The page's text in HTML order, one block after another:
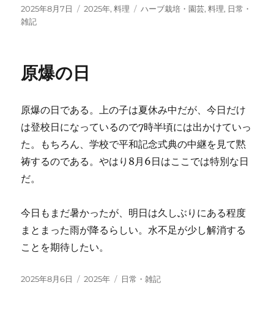
投
稿
2025年8月7日
カ
2025年,料理
タ
ハーブ栽培・園芸,料理, 日常・
雑記
原爆の日
原爆の日である。上の子は夏休み中だが、今日だけ
は登校日になっているので7時半頃には出かけていっ
た。もちろん、学校で平和記念式典の中継を見て黙
祷するのである。やはり8月6日はここでは特別な日
だ。
今日もまだ暑かったが、明日は久しぶりにある程度
まとまった雨が降るらしい。水不足が少し解消する
ことを期待したい。
投
2025年8月6日
カ
2025年
タ
日常・雑記